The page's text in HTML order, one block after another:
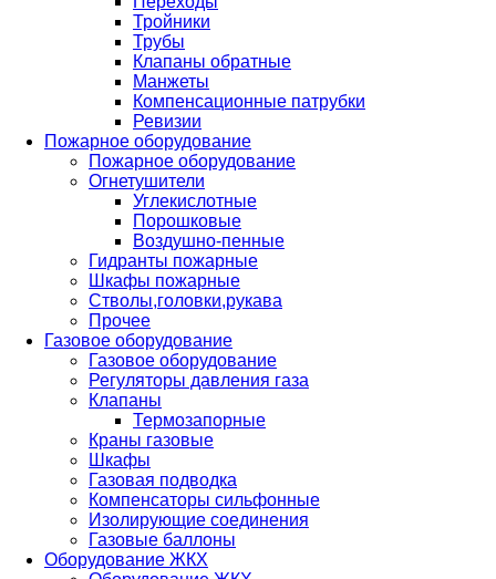
Тройники
Трубы
Клапаны обратные
Манжеты
Компенсационные патрубки
Ревизии
Пожарное оборудование
Пожарное оборудование
Огнетушители
Углекислотные
Порошковые
Воздушно-пенные
Гидранты пожарные
Шкафы пожарные
Стволы,головки,рукава
Прочее
Газовое оборудование
Газовое оборудование
Регуляторы давления газа
Клапаны
Термозапорные
Краны газовые
Шкафы
Газовая подводка
Компенсаторы сильфонные
Изолирующие соединения
Газовые баллоны
Оборудование ЖКХ